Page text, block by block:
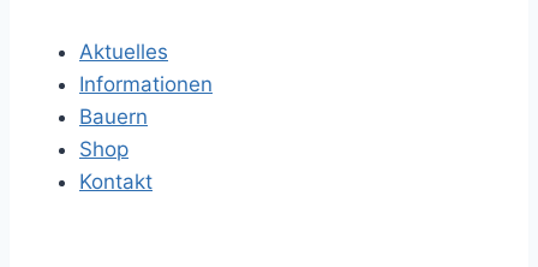
:Aktuelles
Informationen
Bauern
Shop
Kontakt